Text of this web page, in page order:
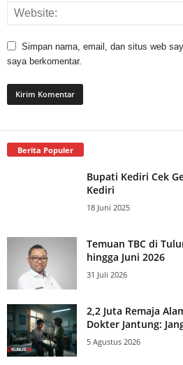
Simpan nama, email, dan situs web
saya berkomentar.
Berita Populer
Bupati Kediri Cek
Kediri
18 Juni 2025
Temuan TBC di
hingga Juni 2026
31 Juli 2026
2,2 Juta Remaja
Dokter Jantung:
5 Agustus 2026